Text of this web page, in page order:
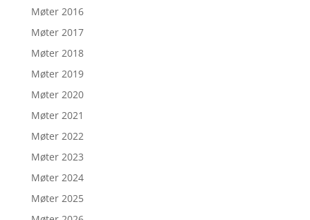
Møter 2016
Møter 2017
Møter 2018
Møter 2019
Møter 2020
Møter 2021
Møter 2022
Møter 2023
Møter 2024
Møter 2025